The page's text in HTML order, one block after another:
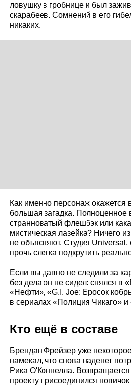
ловушку в гробнице и был
скарабеев. Сомнений в его
никаких.
Как именно персонаж окажется
большая загадка. Полноценное
странноватый флешбэк или
мистическая лазейка? Ничего
не объясняют. Студия Universal,
прочь слегка подкрутить
Если вы давно не следили за
без дела он не сидел: снялся в
«Нефти», «G.I. Joe: Бросок
в сериалах «Полиция Чикаго» и
Кто ещё в составе
Брендан Фрейзер уже
намекал, что снова наденет
Рика О'Коннелла.
проекту присоединился